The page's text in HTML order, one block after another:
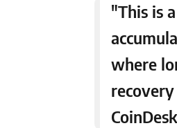
"This is
where
CoinDesk